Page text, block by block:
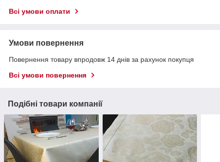
Всі умови оплати
Умови повернення
Повернення товару впродовж 14 днів за рахунок покупця
Всі умови повернення
Подібні товари компанії